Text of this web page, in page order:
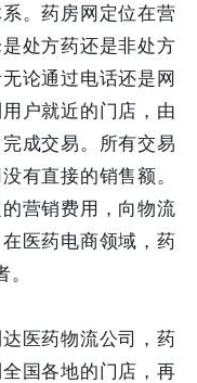
。药房网定位在营
处方药还是非处方
论通过电话还是网
户就近的门店，由
成交易。所有交易
有直接的销售额。
营销费用，向物流
医药电商领域，药
医药物流公司，药
国各地的门店，再